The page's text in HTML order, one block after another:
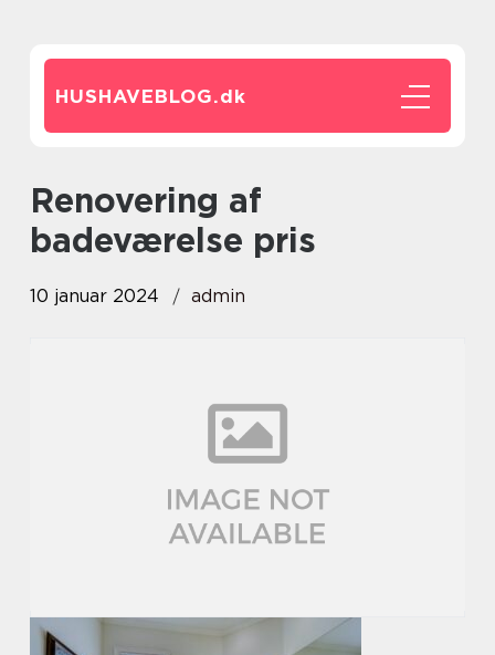
HUSHAVEBLOG.dk
renovering af
badeværelse pris
10 januar 2024 admin